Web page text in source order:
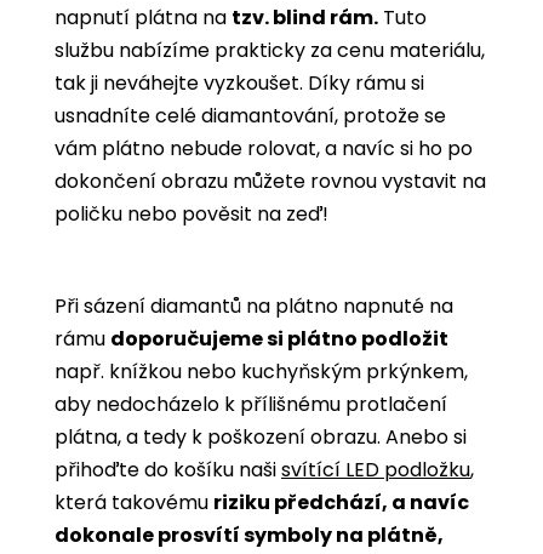
napnutí plátna na tzv. blind rám. Tuto
službu nabízíme prakticky za cenu materiálu,
tak ji neváhejte vyzkoušet. Díky rámu si
usnadníte celé diamantování, protože se
vám plátno nebude rolovat, a navíc si ho po
dokončení obrazu můžete rovnou vystavit na
poličku nebo pověsit na zeď!
Při sázení diamantů na plátno napnuté na
rámu doporučujeme si plátno podložit
např. knížkou nebo kuchyňským prkýnkem,
aby nedocházelo k přílišnému protlačení
plátna, a tedy k poškození obrazu. Anebo si
přihoďte do košíku našisvítící LED podložku,
která takovému riziku předchází, a navíc
dokonale prosvítí symboly na plátně,